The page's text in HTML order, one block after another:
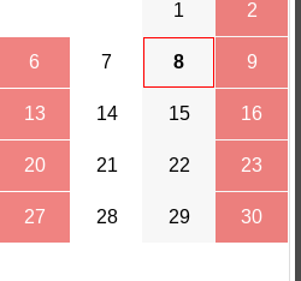
1 2
6 7 8 9
13 14 15 16
20 21 22 23
27 28 29 30